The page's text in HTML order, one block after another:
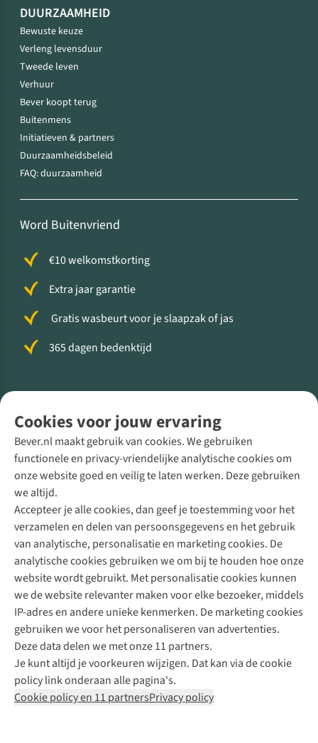
Cookies voor jouw ervaring
Bever.nl maakt gebruik van cookies. We gebruiken
functionele en privacy-vriendelijke analytische cookies om
onze website goed en veilig te laten werken. Deze gebruiken
we altijd.
Accepteer je alle cookies, dan geef je toestemming voor het
verzamelen en delen van persoonsgegevens en het gebruik
van analytische, personalisatie en marketing cookies. De
analytische cookies gebruiken we om bij te houden hoe onze
website wordt gebruikt. Met personalisatie cookies kunnen
we de website relevanter maken voor elke bezoeker, middels
IP-adres en andere unieke kenmerken. De marketing cookies
gebruiken we voor het personaliseren van advertenties.
Deze data delen we met onze 11 partners.
Je kunt altijd je voorkeuren wijzigen. Dat kan via de cookie
policy link onderaan alle pagina's.
Cookie policy en 11 partnersPrivacy policy
DUURZAAMHEID
Bewuste keuze
Verleng levensduur
Tweede leven
Verhuur
Bever koopt terug
Buitenmens
Initiatieven & partners
Duurzaamheidsbeleid
FAQ: duurzaamheid
Word Buitenvriend
€10 welkomstkorting
Extra jaar garantie
Gratis wasbeurt voor je slaapzak of jas
365 dagen bedenktijd
Direct advies van een Buitenexpert
+31 (0)85 888 50 88
+31 6 12 28 49 80
Contactformulier